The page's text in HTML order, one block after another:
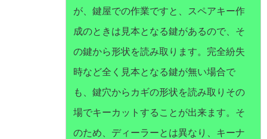
が、鍵屋での作業ですと、スペアキー作
成のときは見本となる鍵があるので、そ
の鍵から形状を読み取ります。完全紛失
時など全く見本となる鍵が無い場合で
も、鍵穴からカギの形状を読み取りその
場でキーカットすることが出来ます。そ
のため、ディーラーとは異なり、キーナ